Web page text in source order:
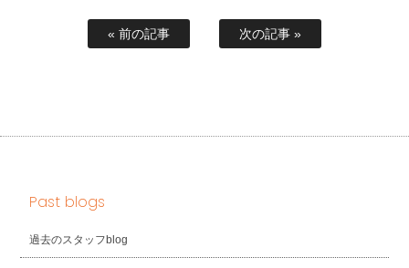
« 前の記事 次の記事 »
Past blogs
過去のスタッフblog